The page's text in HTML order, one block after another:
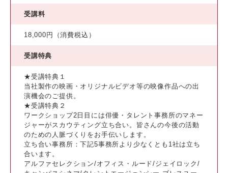
受講料
18,000円（消費税込）
受講特典
★受講特典１
当社製作の映画・オリジナルビデオ等の映像作品への出
演機会のご提供。
★受講特典２
ワークショップ2日目には俳優・タレント事務所のマネー
ジャーがスカウティング立ち合い。皆さんの今後の活動
のための人脈づくりをお手伝いします。
立ち合い事務所：下記5事務所より少なくとも1社は立ち
合います。
アルファセレクション/オフィス・ルード/ジェイロック/